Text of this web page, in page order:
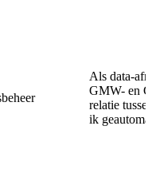
Als data-
GMW- en
relatie
ik